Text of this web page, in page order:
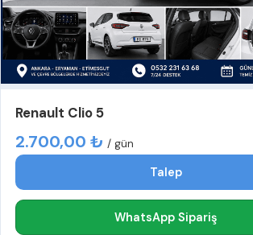
Renault Clio 5
2.700,00 ₺ / gün
Talep
WhatsApp Sipariş